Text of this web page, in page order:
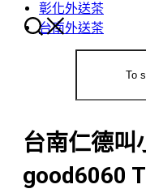
彰化外送茶
台南外送茶
台南仁德叫
good6060